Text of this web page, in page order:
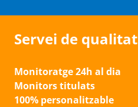
Servei de qualitat
Monitoratge 24h al dia
Monitors titulats
100% personalitzable